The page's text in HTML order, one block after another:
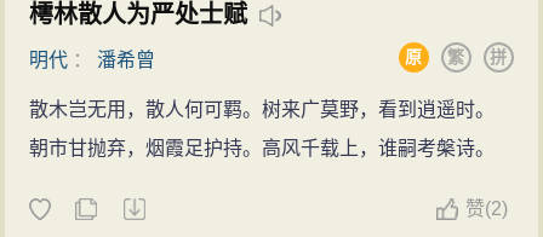
樗林散人为严处士赋
明代 ： 潘希曾 拼
繁
原
散木岂无用，散人何可羁。树来广莫野，看到逍遥时。
朝市甘抛弃，烟霞足护持。高风千载上，谁嗣考槃诗。
赞(2)